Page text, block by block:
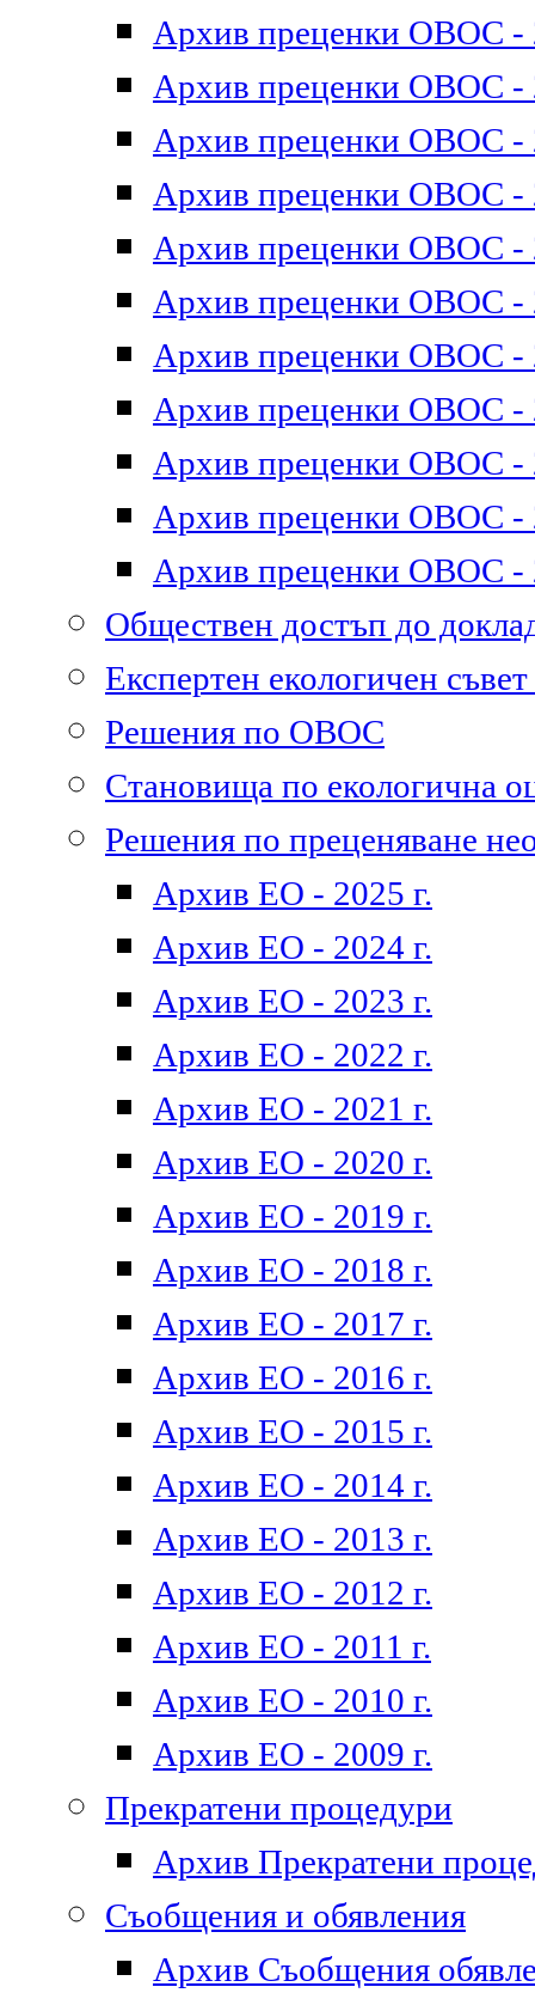
Архив преценки ОВОС -
Архив преценки ОВОС -
Архив преценки ОВОС -
Архив преценки ОВОС -
Архив преценки ОВОС -
Архив преценки ОВОС -
Архив преценки ОВОС -
Архив преценки ОВОС -
Архив преценки ОВОС -
Архив преценки ОВОС -
Архив преценки ОВОС -
Обществен достъп до
Експертен екологичен
Решения по ОВОС
Становища по екологична
Решения по преценяване
Архив ЕО - 2025 г.
Архив ЕО - 2024 г.
Архив ЕО - 2023 г.
Архив ЕО - 2022 г.
Архив ЕО - 2021 г.
Архив ЕО - 2020 г.
Архив ЕО - 2019 г.
Архив ЕО - 2018 г.
Архив ЕО - 2017 г.
Архив ЕО - 2016 г.
Архив ЕО - 2015 г.
Архив ЕО - 2014 г.
Архив ЕО - 2013 г.
Архив ЕО - 2012 г.
Архив ЕО - 2011 г.
Архив ЕО - 2010 г.
Архив ЕО - 2009 г.
Прекратени процедури
Архив Прекратени
Съобщения и обявления
Архив Съобщения